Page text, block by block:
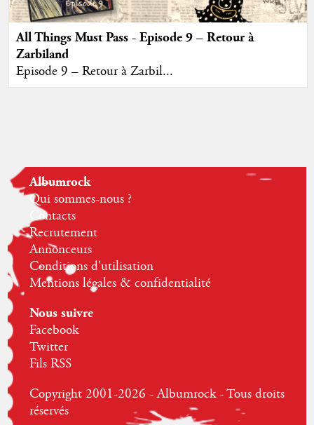
All Things Must Pass - Episode 9 – Retour à
Zarbiland
Episode 9 – Retour à Zarbil...
Albumrock
Qui sommes-nous ?
Contacts
Recrutement
Annonceurs
Conditions d'utilisation
Mentions légales & confidentialité
Nous suivre
Facebook
Twitter
Fils RSS
Copyright 2001-2026 - Albumrock - Tous droits
réservés